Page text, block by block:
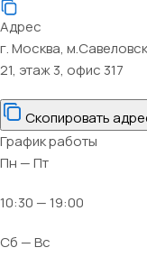
Адрес
г. Москва,
21, этаж 3, офис 317
Скопировать
График работы
Пн — Пт
10:30 — 19:00
Сб — Вс